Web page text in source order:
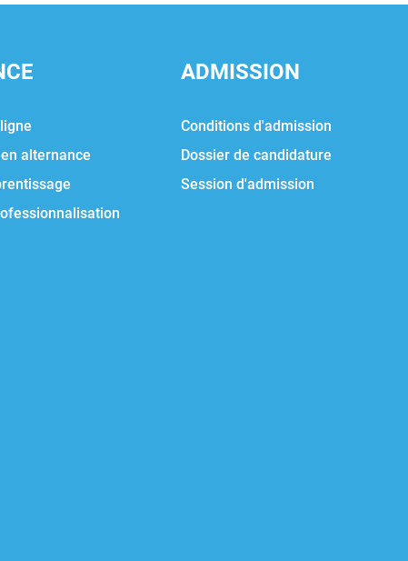
alternance
ADMISSION
Conditions d'admission
Dossier de candidature
Session d'admission